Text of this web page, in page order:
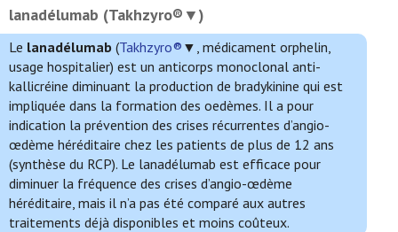
lanadélumab (Takhzyro®▼)
Le lanadélumab (Takhzyro® ▼, médicament orphelin,
usage hospitalier) est un anticorps monoclonal anti-
kallicréine diminuant la production de bradykinine qui est
impliquée dans la formation des oedèmes. Il a pour
indication la prévention des crises récurrentes d’angio-
œdème héréditaire chez les patients de plus de 12 ans
(synthèse du RCP). Le lanadélumab est efficace pour
diminuer la fréquence des crises d’angio-œdème
héréditaire, mais il n’a pas été comparé aux autres
traitements déjà disponibles et moins coûteux.